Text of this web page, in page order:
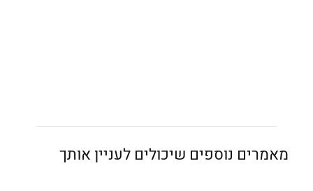
מאמרים נוספים שיכולים לעניין אותך